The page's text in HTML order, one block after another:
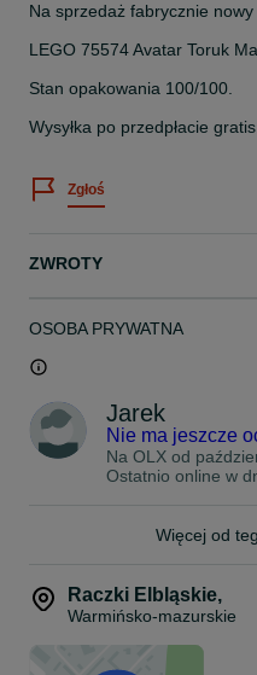
Na sprzedaż fabrycznie
LEGO 75574 Avatar Toruk
Stan opakowania 100/100.
Wysyłka po przedpłacie
Zgłoś
ZWROTY
OSOBA PRYWATNA
Jarek
Nie ma jeszcze
Na OLX od
Ostatnio online w
Więcej od
Raczki Elbląskie,
Warmińsko-mazurskie